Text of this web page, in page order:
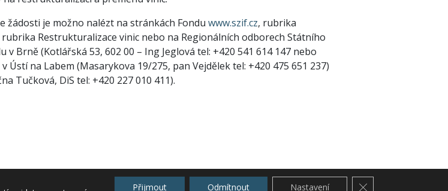
žádosti je možno nalézt na stránkách Fondu www.szif.cz, rubrika
Restrukturalizace vinic nebo na Regionálních odborech Státního
Brně (Kotlářská 53, 602 00 – Ing Jeglová tel: +420 541 614 147 nebo
Ústí na Labem (Masarykova 19/275, pan Vejdělek tel: +420 475 651 237)
Tučková, DiS tel: +420 227 010 411).
Přijmout Odmítnout Nastavení Zavřít cookie lištu